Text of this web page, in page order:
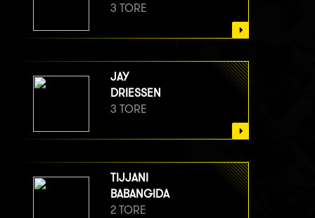
3 TORE
JAY
DRIESSEN
3 TORE
TIJJANI
BABANGIDA
2 TORE